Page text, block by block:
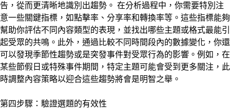
告，從而更清晰地識別出趨勢。 在分析過程中，你需要特別注
意一些關鍵指標，如點擊率、分享率和轉換率等。這些指標能夠
幫助你評估不同內容類型的表現，並找出哪些主題或格式最能引
起受眾的共鳴。此外，通過比較不同時間段內的數據變化，你還
可以發現季節性趨勢或是突發事件對受眾行為的影響。例如，在
某些節假日或特殊事件期間，特定主題可能會受到更多關注，此
時調整內容策略以迎合這些趨勢將會是明智之舉。
第四步驟：驗證選題的有效性